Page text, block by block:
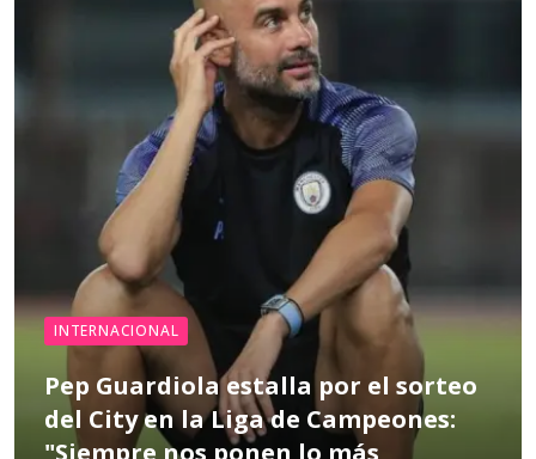
INTERNACIONAL
Pep Guardiola estalla por el sorteo
del City en la Liga de Campeones:
"Siempre nos ponen lo más